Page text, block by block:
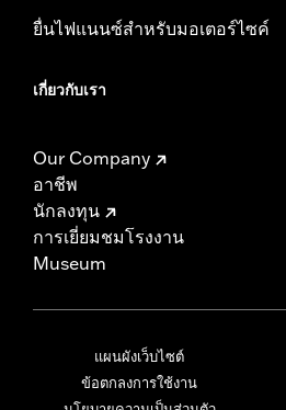
ยื่นไฟแนนซ์สำหรับมอเตอร์ไซค์
เกี่ยวกับเรา
Our Company
อาชีพ
นักลงทุน
การเยี่ยมชมโรงงาน
Museum
แผนผังเว็บไซต์
ข้อตกลงการใช้งาน